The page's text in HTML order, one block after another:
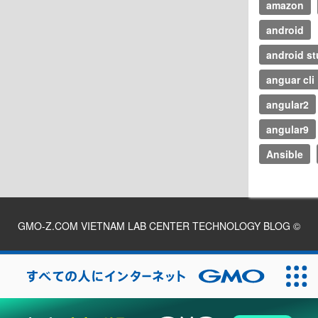
amazon
android
android
anguar cli
angular2
angular9
Ansible
GMO-Z.COM VIETNAM LAB CENTER TECHNOLOGY BLOG ©
2026